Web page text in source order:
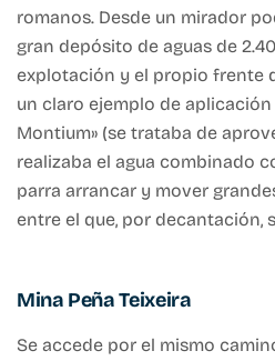
romanos. Desde un mirador
gran depósito de aguas de
explotación y el propio frente
un claro ejemplo de aplicación
Montium» (se trataba de
realizaba el agua combinado
parra arrancar y mover
entre el que, por decantación,
Mina Peña Teixeira
Se accede por el mismo